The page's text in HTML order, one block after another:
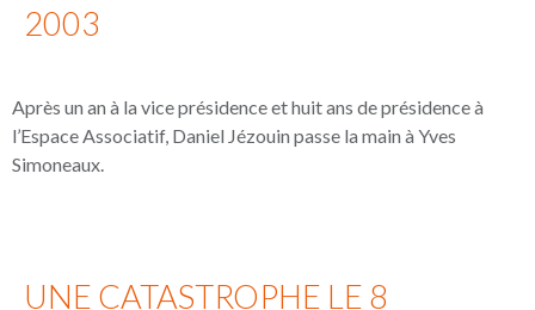
2003
Après un an à la vice présidence et huit ans de présidence à
l’Espace Associatif, Daniel Jézouin passe la main à Yves
Simoneaux.
UNE CATASTROPHE LE 8